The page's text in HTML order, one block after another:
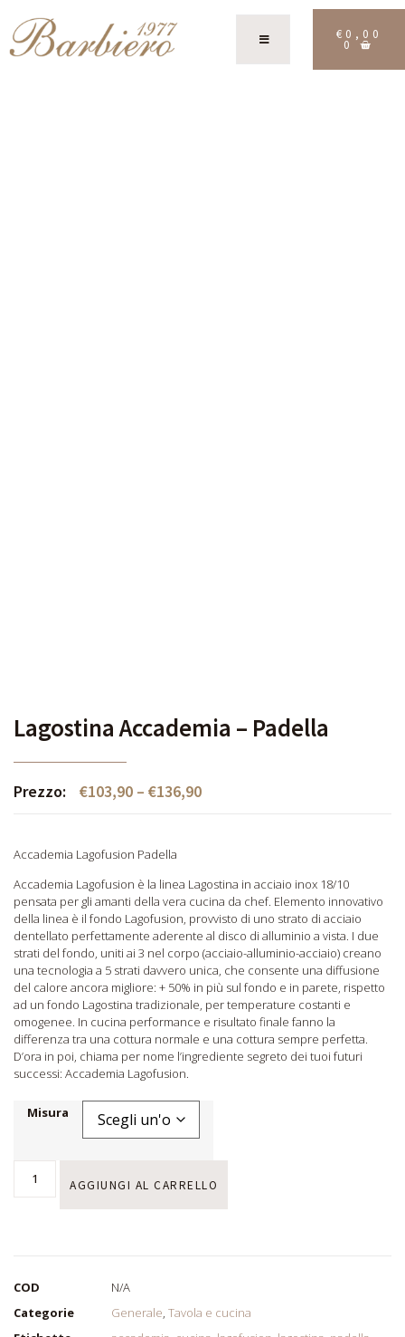
€ 0,00
0
Lagostina Accademia – Padella
Prezzo: €103,90 – €136,90
Accademia Lagofusion Padella
Accademia Lagofusion è la linea Lagostina in acciaio inox 18/10
pensata per gli amanti della vera cucina da chef. Elemento innovativo
della linea è il fondo Lagofusion, provvisto di uno strato di acciaio
dentellato perfettamente aderente al disco di alluminio a vista. I due
strati del fondo, uniti ai 3 nel corpo (acciaio-alluminio-acciaio) creano
una tecnologia a 5 strati davvero unica, che consente una diffusione
del calore ancora migliore: + 50% in più sul fondo e in parete, rispetto
ad un fondo Lagostina tradizionale, per temperature costanti e
omogenee. In cucina performance e risultato finale fanno la
differenza tra una cottura normale e una cottura sempre perfetta.
D’ora in poi, chiama per nome l’ingrediente segreto dei tuoi futuri
successi: Accademia Lagofusion.
Misura
AGGIUNGI AL CARRELLO
COD
N/A
Categorie
Generale, Tavola e cucina